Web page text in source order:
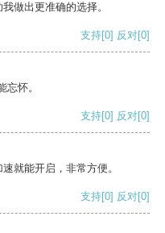
做出更准确的选择。
支持[0] 反对[0]
怀。
支持[0] 反对[0]
就能开启，非常方便。
支持[0] 反对[0]